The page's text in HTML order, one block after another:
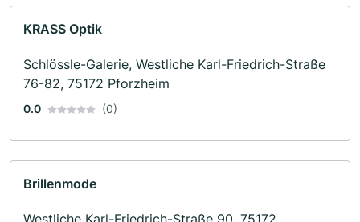
KRASS Optik
Schlössle-Galerie, Westliche Karl-Friedrich-Straße
76-82, 75172 Pforzheim
0.0 (0)
Brillenmode
Westliche Karl-Friedrich-Straße 90, 75172